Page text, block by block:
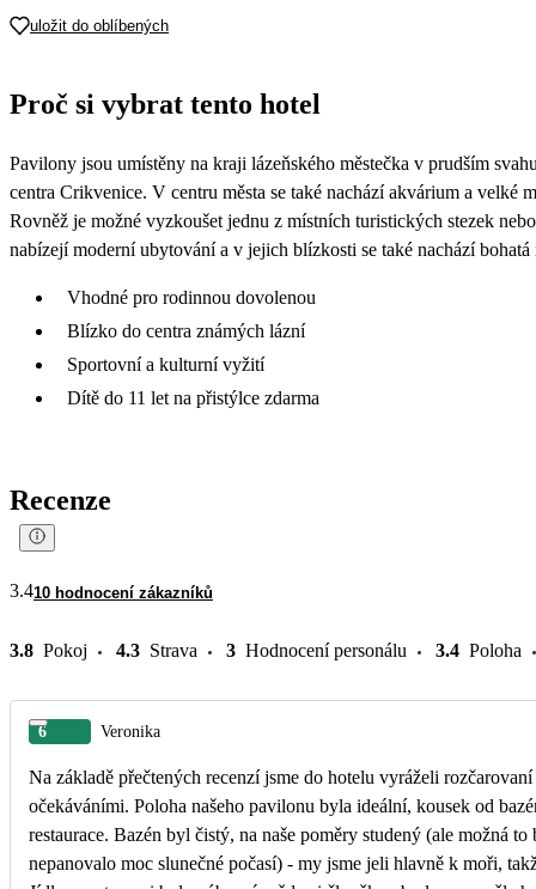
uložit do oblíbených
Proč si vybrat tento hotel
Pavilony jsou umístěny na kraji lázeňského městečka v prudším
centra Crikvenice. V centru města se také nachází akvárium a velké
Rovněž je možné vyzkoušet jednu z místních turistických stezek
nabízejí moderní ubytování a v jejich blízkosti se také nachází
Vhodné pro rodinnou dovolenou
Blízko do centra známých lázní
Sportovní a kulturní vyžití
Dítě do 11 let na přistýlce zdarma
Recenze
3.410 hodnocení zákazníků
3.8 Pokoj 4.3 Strava 3 Hodnocení personálu 3.4 Poloha
6 Veronika
Na základě přečtených recenzí jsme do hotelu vyráželi
očekáváními. Poloha našeho pavilonu byla ideální, kousek od
restaurace. Bazén byl čistý, na naše poměry studený (ale možná
nepanovalo moc slunečné počasí) - my jsme jeli hlavně k moři,